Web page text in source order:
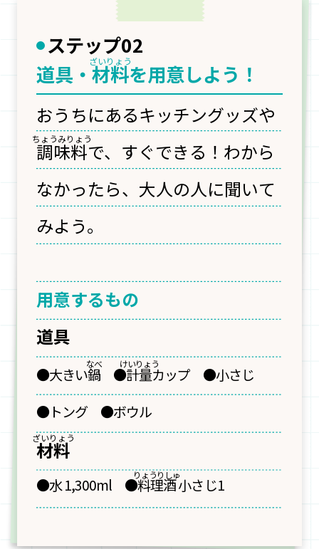
ステップ02
道具・材料を用意しよう！
おうちにあるキッチングッズや
調味料で、すぐできる！ わから
なかったら、大人の人に聞いて
みよう。
用意するもの
道具
●大きい鍋●計量カップ ●小さじ
●トング ●ボウル
材料
●水 1,300ml ●料理酒小さじ1